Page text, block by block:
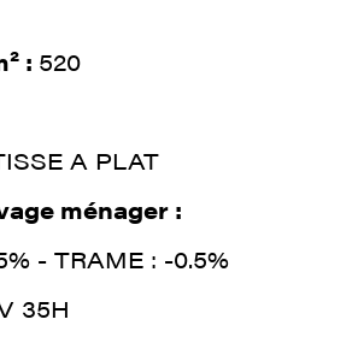
: 520
A PLAT
ménager :
- TRAME : -0.5%
35H